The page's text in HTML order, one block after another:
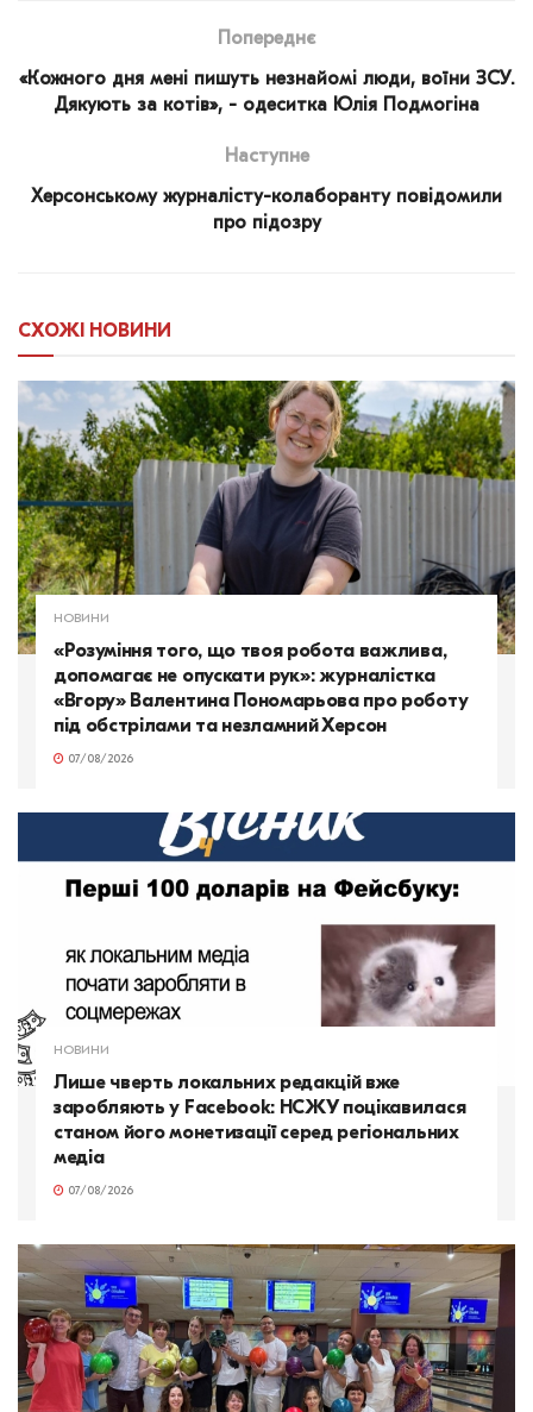
Попереднє
«Кожного дня мені пишуть незнайомі люди, воїни ЗСУ.
Дякують за котів», - одеситка Юлія Подмогіна
Наступне
Херсонському журналісту-колаборанту повідомили
про підозру
СХОЖІ НОВИНИ
НОВИНИ
«Розуміння того, що твоя робота важлива,
допомагає не опускати рук»: журналістка
«Вгору» Валентина Пономарьова про роботу
під обстрілами та незламний Херсон
07/08/2026
НОВИНИ
Лише чверть локальних редакцій вже
заробляють у Facebook: НСЖУ поцікавилася
станом його монетизації серед регіональних
медіа
07/08/2026